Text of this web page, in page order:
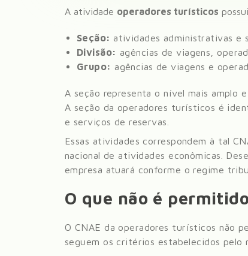
A atividade operadores turísticos
Seção: atividades administrativas e
Divisão: agências de viagens,
Grupo: agências de viagens e
A seção representa o nível mais amplo
A seção da operadores turísticos é
e serviços de reservas
Essas atividades correspondem à tal
nacional de atividades econômicas.
empresa atuará conforme o regime
O que não é
O CNAE da operadores turísticos não
seguem os critérios estabelecidos pelo